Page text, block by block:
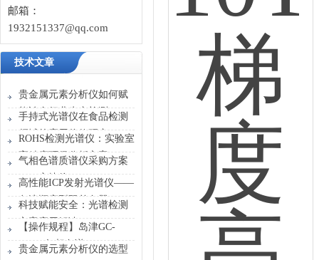
邮箱：
1932151337@qq.com
技术文章
贵金属元素分析仪如何赋
能冶金行业生产检测
手持式光谱仪在食品检测
领域的应用价值研究
ROHS检测光谱仪：实验室
高精度环保分析方案
气相色谱质谱仪采购方案
——安捷伦5977C
GC/MSD
高性能ICP发射光谱仪——
岛津顺序型双单色器
科技赋能安全：光谱检测
方案应用解读
【操作规程】岛津GC-
2014C气相色谱
贵金属元素分析仪的选型